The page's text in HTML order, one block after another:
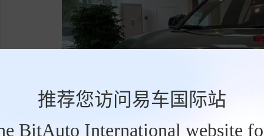
推荐您访问易车国际站
BitAuto International website